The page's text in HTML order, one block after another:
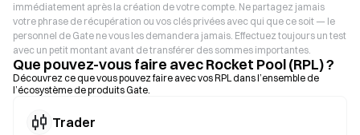
immédiatement après la création de votre compte. Ne partagez jamais
votre phrase de récupération ou vos clés privées avec qui que ce soit — le
personnel de Gate ne vous les demandera jamais. Effectuez toujours un test
avec un petit montant avant de transférer des sommes importantes.
Que pouvez-vous faire avec Rocket Pool (RPL) ?
Découvrez ce que vous pouvez faire avec vos RPL dans l’ensemble de
l’écosystème de produits Gate.
Trader